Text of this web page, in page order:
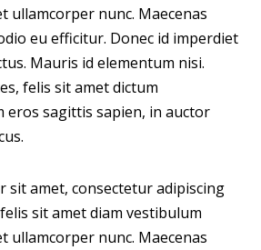
ullamcorper nunc. Maecenas
eu efficitur. Donec id imperdiet
Mauris id elementum nisi.
felis sit amet dictum
eros sagittis sapien, in auctor
sit amet, consectetur adipiscing
sit amet diam vestibulum
ullamcorper nunc. Maecenas